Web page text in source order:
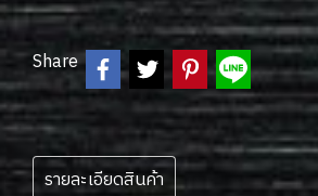
Share
รายละเอียดสินค้า